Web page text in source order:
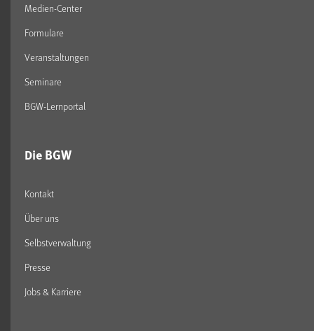
Medien-Center
Formulare
Veranstaltungen
Seminare
BGW-Lernportal
Die BGW
Kontakt
Über uns
Selbstverwaltung
Presse
Jobs & Karriere